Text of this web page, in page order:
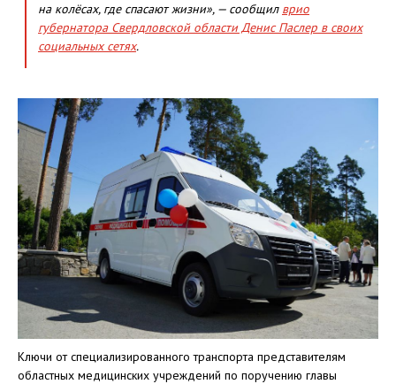
на колёсах, где спасают жизни», — сообщил врио
губернатора Свердловской области Денис Паслер в своих
социальных сетях.
Ключи от специализированного транспорта представителям
областных медицинских учреждений по поручению главы